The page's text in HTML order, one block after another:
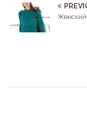
Женский